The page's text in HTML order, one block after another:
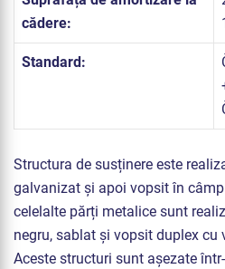
cădere:
Standard:
Structura de susținere este
galvanizat și apoi vopsit în
celelalte părți metalice sunt
negru, sablat și vopsit duplex cu
Aceste structuri sunt așezate